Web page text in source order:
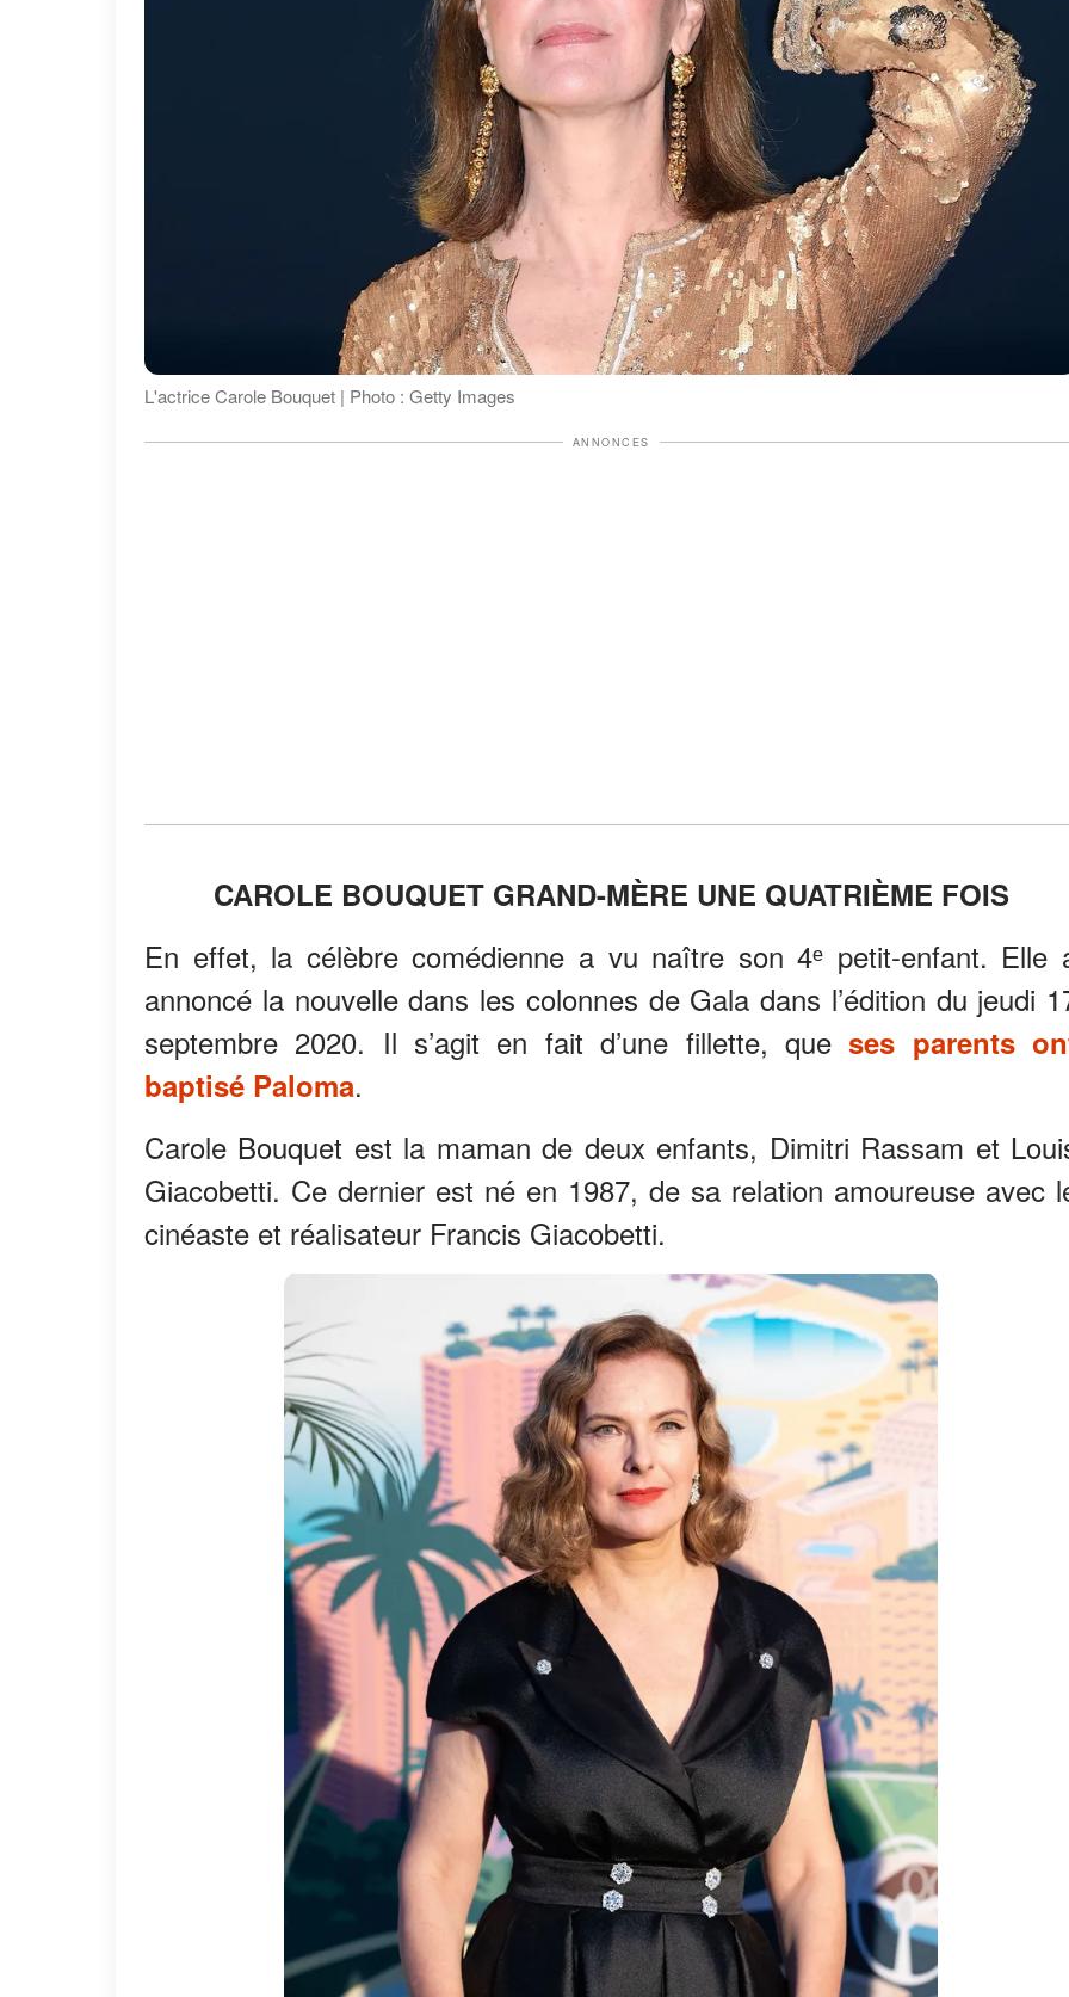
L'actrice Carole Bouquet | Photo : Getty Images
ANNONCES
CAROLE BOUQUET GRAND-MÈRE UNE QUATRIÈME FOIS
En effet, la célèbre comédienne a vu naître son 4ᵉ petit-enfant. Elle
annoncé la nouvelle dans les colonnes de Gala dans l’édition du jeudi
septembre 2020. Il s’agit en fait d’une fillette, queses parents
baptisé Paloma.
Carole Bouquet est la maman de deux enfants, Dimitri Rassam et
Giacobetti. Ce dernier est né en 1987, de sa relation amoureuse avec
cinéaste et réalisateur Francis Giacobetti.